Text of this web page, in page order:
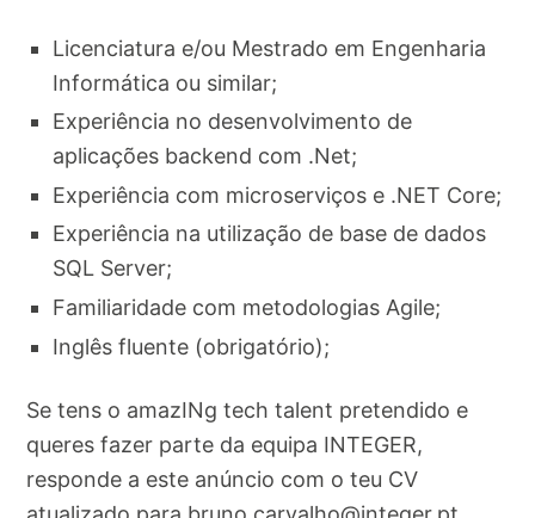
Licenciatura e/ou Mestrado em Engenharia
Informática ou similar;
Experiência no desenvolvimento de
aplicações backend com .Net;
Experiência com microserviços e .NET Core;
Experiência na utilização de base de dados
SQL Server;
Familiaridade com metodologias Agile;
Inglês fluente (obrigatório);
Se tens o amazINg tech talent pretendido e
queres fazer parte da equipa INTEGER,
responde a este anúncio com o teu CV